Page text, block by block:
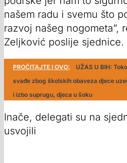
našem radu i svemu što
razvoj našeg nogometa”,
Zeljković poslije sjednice.
PROČITAJTE I OVO:
UŽAS U BIH:
svađe zbog školskih obaveza djece
i izbo suprugu, djeca u šoku
Inače, delegati su na
usvojili